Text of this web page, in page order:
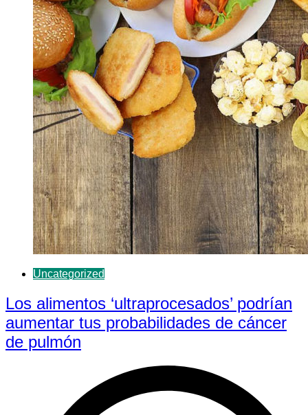
Uncategorized
Los alimentos ‘ultraprocesados’ podrían
aumentar tus probabilidades de cáncer
de pulmón